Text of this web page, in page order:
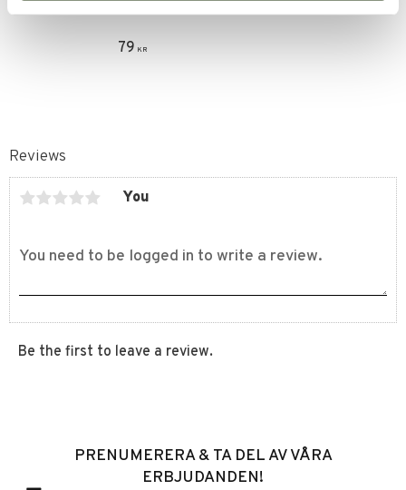
Reviews
You
Be the first to leave a review.
Överdrag Använd Vit
79 KR
PRENUMERERA & TA DEL AV VÅRA
ERBJUDANDEN!